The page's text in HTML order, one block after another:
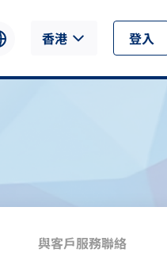
香港 登入
與客戶服務聯絡